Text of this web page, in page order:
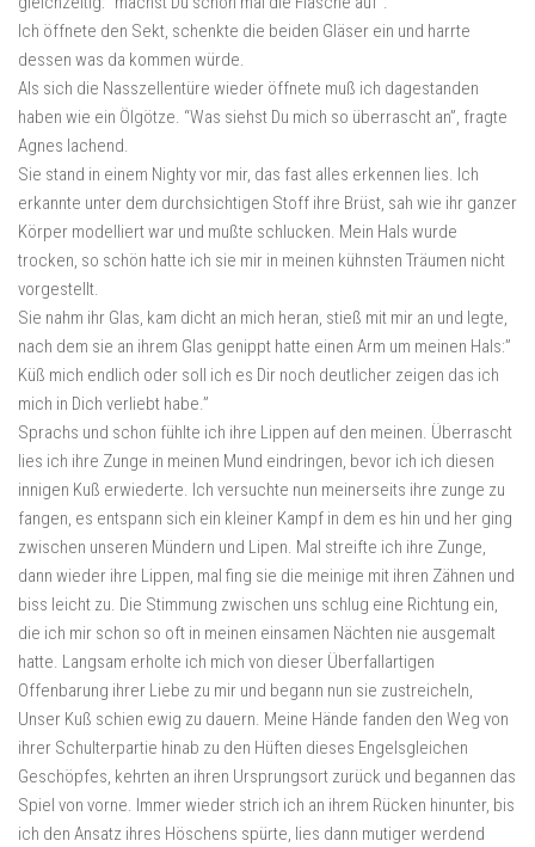
Ich öffnete den Sekt, schenkte die beiden Gläser ein und harrte
dessen was da kommen würde.
Als sich die Nasszellentüre wieder öffnete muß ich dagestanden
haben wie ein Ölgötze. “Was siehst Du mich so überrascht an”, fragte
Agnes lachend.
Sie stand in einem Nighty vor mir, das fast alles erkennen lies. Ich
erkannte unter dem durchsichtigen Stoff ihre Brüst, sah wie ihr ganzer
Körper modelliert war und mußte schlucken. Mein Hals wurde
trocken, so schön hatte ich sie mir in meinen kühnsten Träumen nicht
vorgestellt.
Sie nahm ihr Glas, kam dicht an mich heran, stieß mit mir an und legte,
nach dem sie an ihrem Glas genippt hatte einen Arm um meinen Hals:”
Küß mich endlich oder soll ich es Dir noch deutlicher zeigen das ich
mich in Dich verliebt habe.”
Sprachs und schon fühlte ich ihre Lippen auf den meinen. Überrascht
lies ich ihre Zunge in meinen Mund eindringen, bevor ich ich diesen
innigen Kuß erwiederte. Ich versuchte nun meinerseits ihre zunge zu
fangen, es entspann sich ein kleiner Kampf in dem es hin und her ging
zwischen unseren Mündern und Lipen. Mal streifte ich ihre Zunge,
dann wieder ihre Lippen, mal fing sie die meinige mit ihren Zähnen und
biss leicht zu. Die Stimmung zwischen uns schlug eine Richtung ein,
die ich mir schon so oft in meinen einsamen Nächten nie ausgemalt
hatte. Langsam erholte ich mich von dieser Überfallartigen
Offenbarung ihrer Liebe zu mir und begann nun sie zustreicheln,
Unser Kuß schien ewig zu dauern. Meine Hände fanden den Weg von
ihrer Schulterpartie hinab zu den Hüften dieses Engelsgleichen
Geschöpfes, kehrten an ihren Ursprungsort zurück und begannen das
Spiel von vorne. Immer wieder strich ich an ihrem Rücken hinunter, bis
ich den Ansatz ihres Höschens spürte, lies dann mutiger werdend